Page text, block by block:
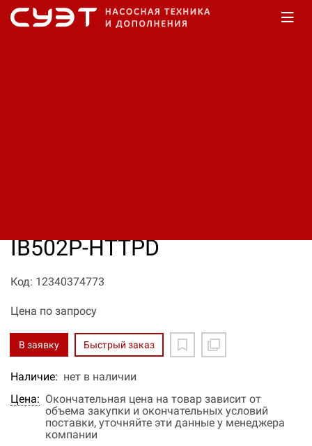
IB502P-HTTPD
Код: 12340374773
Цена по запросу
В заявку Быстрый заказ
Наличие: нет в наличии
Цена: Окончательная цена на товар зависит от
объема закупки и окончательных условий
поставки, уточняйте эти данные у менеджера
компании